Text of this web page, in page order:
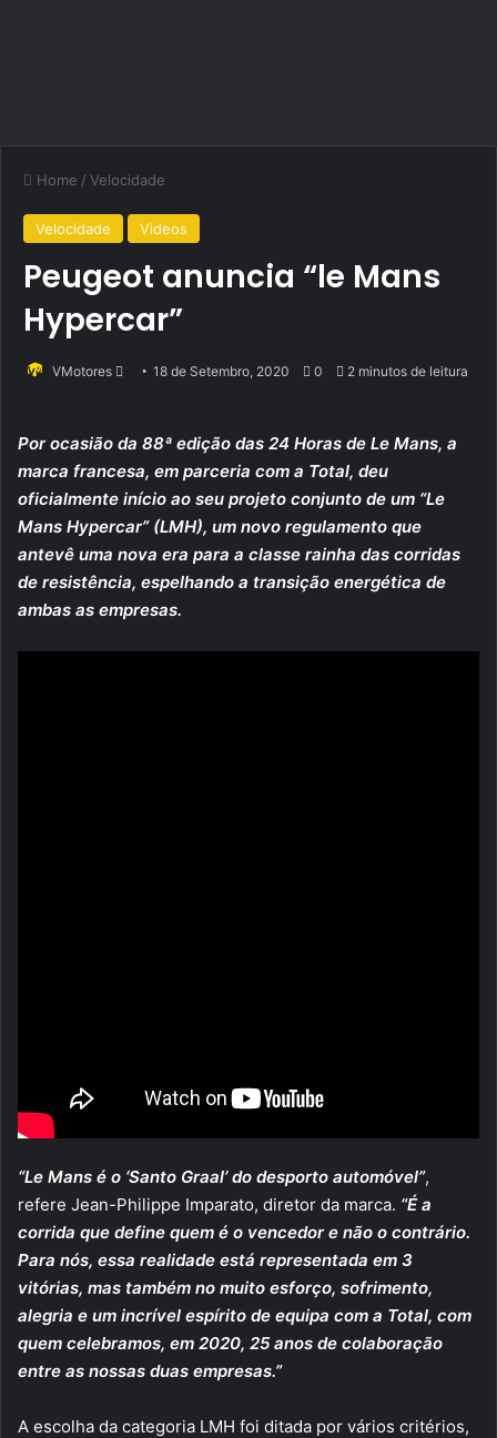
Home / Velocidade
Velocidade Videos
Peugeot anuncia “le Mans
Hypercar”
VMotores
Send18 de Setembro, 2020 0 2 minutos de leitura
Por ocasião da 88ª edição das 24 Horas de Le Mans, a
marca francesa, em parceria com a Total, deu
oficialmente início ao seu projeto conjunto de um “Le
Mans Hypercar” (LMH), um novo regulamento que
antevê uma nova era para a classe rainha das corridas
de resistência, espelhando a transição energética de
ambas as empresas.
“Le Mans é o ‘Santo Graal’ do desporto automóvel”,
refere Jean-Philippe Imparato, diretor da marca. “É a
corrida que define quem é o vencedor e não o contrário.
Para nós, essa realidade está representada em 3
vitórias, mas também no muito esforço, sofrimento,
alegria e um incrível espírito de equipa com a Total, com
quem celebramos, em 2020, 25 anos de colaboração
entre as nossas duas empresas.”
A escolha da categoria LMH foi ditada por vários critérios,